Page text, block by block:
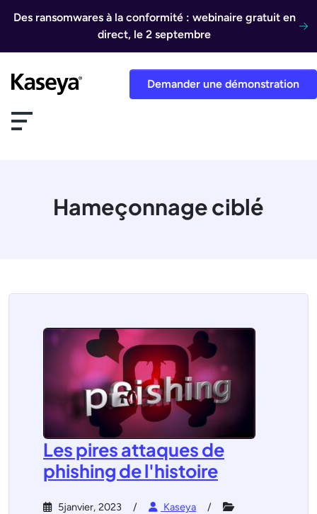
Des ransomwares à la conformité : webinaire gratuit en
direct, le 2 septembre
Demander une démonstration
Hameçonnage ciblé
Les pires attaques de
phishing de l'histoire
5janvier, 2023
Kaseya